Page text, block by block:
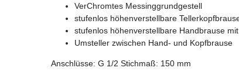
VerChromtes Messinggrundgestell
stufenlos höhenverstellbare
stufenlos höhenverstellbare Handbrause
Umsteller zwischen Hand- und Kopfbrause
Anschlüsse: G 1/2 Stichmaß: 150 mm